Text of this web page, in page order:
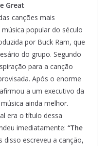
Great
canções mais
popular do século
por Buck Ram, que
do grupo. Segundo
para a canção
Após o enorme
a um executivo da
ainda melhor.
era o título dessa
imediatamente: “The
disso escreveu a canção,